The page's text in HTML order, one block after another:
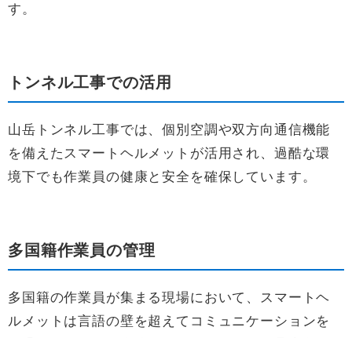
す。
トンネル工事での活用
山岳トンネル工事では、個別空調や双方向通信機能
を備えたスマートヘルメットが活用され、過酷な環
境下でも作業員の健康と安全を確保しています。
多国籍作業員の管理
多国籍の作業員が集まる現場において、スマートヘ
ルメットは言語の壁を超えてコミュニケーションを